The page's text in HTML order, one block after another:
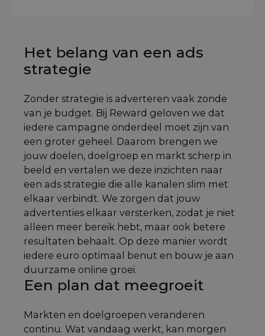
Het belang van een ads
strategie
Zonder strategie is adverteren vaak zonde
van je budget. Bij Reward geloven we dat
iedere campagne onderdeel moet zijn van
een groter geheel. Daarom brengen we
jouw doelen, doelgroep en markt scherp in
beeld en vertalen we deze inzichten naar
een ads strategie die alle kanalen slim met
elkaar verbindt. We zorgen dat jouw
advertenties elkaar versterken, zodat je niet
alleen meer bereik hebt, maar ook betere
resultaten behaalt. Op deze manier wordt
iedere euro optimaal benut en bouw je aan
duurzame online groei.
Een plan dat meegroeit
Markten en doelgroepen veranderen
continu. Wat vandaag werkt, kan morgen